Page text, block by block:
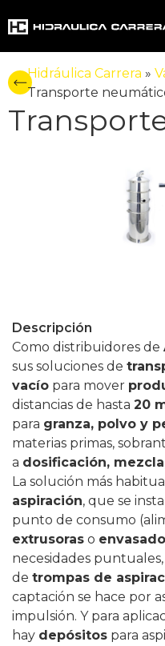
Hidráulica Carrera »
Transporte
Descripción
Como distribuidores de
sus soluciones de
vacío para mover
distancias de hasta 20
para granza, polvo y
materias primas,
a dosificación,
La solución más
aspiración, que se
punto de consumo
extrusoras o
necesidades
de trompas de
captación se hace por
impulsión. Y para
hay depósitos para